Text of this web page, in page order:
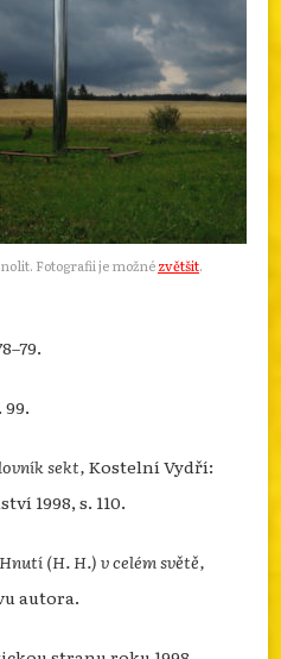
Fotografii je možnézvětšit.
99.
sekt, Kostelní Vydří:
1998, s. 110.
(H. H.) v celém světě,
autora.